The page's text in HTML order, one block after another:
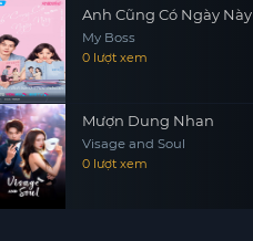
Anh Cũng Có Ngày Này
My Boss
0 lượt xem
Mượn Dung Nhan
Visage and Soul
0 lượt xem